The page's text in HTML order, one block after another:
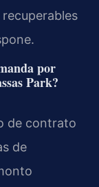
por
Park?
de contrato
de